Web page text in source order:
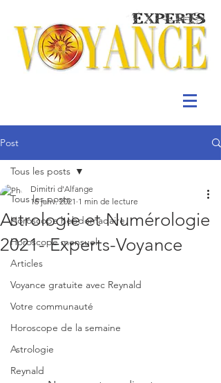
Post
Tous les posts
Horoscope hebdomadaire
Horoscope mensuel
Articles
Voyance gratuite avec Reynald
Votre communauté
Horoscope de la semaine
Astrologie
Reynald
Tous les posts
Astrologie et Numérologie
2021- Experts-Voyance
Dimitri d'Alfange
16 janv. 2021 1 min de lecture